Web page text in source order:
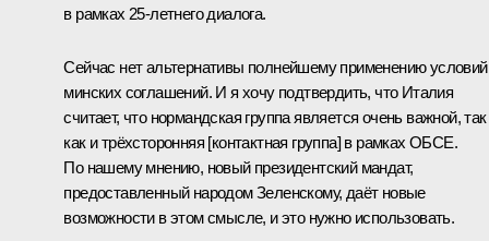
в рамках 25‑летнего диалога.
Сейчас нет альтернативы полнейшему применению условий
минских соглашений. И я хочу подтвердить, что Италия
считает, что нормандская группа является очень важной,
как и трёхсторонняя [контактная группа] в рамках ОБСЕ.
По нашему мнению, новый президентский мандат,
предоставленный народом Зеленскому, даёт новые
возможности в этом смысле, и это нужно использовать.